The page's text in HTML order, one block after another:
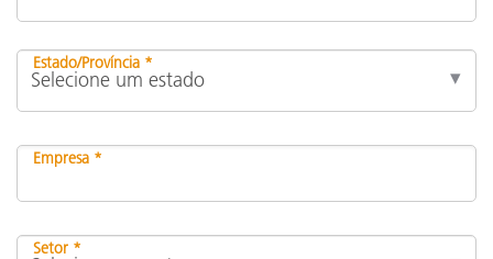
Estado/Província *
Empresa *
Setor *